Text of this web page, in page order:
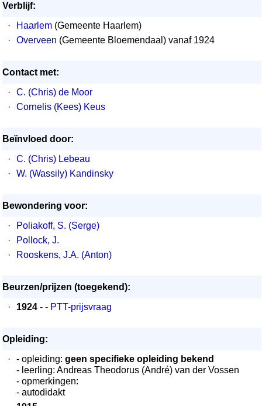
Verblijf:
·
Haarlem (Gemeente Haarlem)
·
Overveen (Gemeente Bloemendaal) vanaf 1924
Contact met:
·
C. (Chris) de Moor
·
Cornelis (Kees) Keus
Beïnvloed door:
·
C. (Chris) Lebeau
·
W. (Wassily) Kandinsky
Bewondering voor:
·
Poliakoff, S. (Serge)
·
Pollock, J.
·
Rooskens, J.A. (Anton)
Beurzen/prijzen (toegekend):
·
1924 - - PTT-prijsvraag
Opleiding:
·
- opleiding: geen specifieke opleiding bekend
- leerling: Andreas Theodorus (André) van der Vossen
- opmerkingen:
- autodidakt